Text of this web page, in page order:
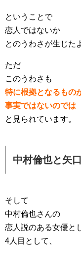
ということで
恋人ではないか
とのうわさが生じた
ただ
このうわさも
特に根拠となるもの
事実ではないのでは
と見られています。
中村倫也と矢
そして
中村倫也さんの
恋人説のある女優と
4人目として、